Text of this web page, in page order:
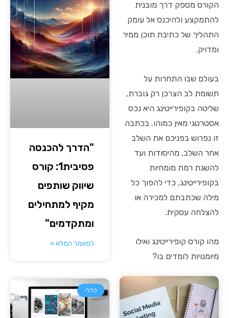
הקורס מספק דרך מובנית
להתמקצע ולהיכנס אל עומק
התהליך של כתיבת תוכן ממיר
ומדויק.
בעולם שבו התחרות על
תשומת לב הצרכן רק גוברת,
שליטה בקופירייטינג היא נכס
אסטרטגי מאין כמוהו. בכתבה
זו נפרוש בפניכם את השלב
אחר השלב, מהיסודות ועד
להשגת רמת מומחיות
בקופירייטינג, כדי להפוך כל
מילה שכתבתם למכירה או
להצלחה עסקית.
מהו קורס קופירייטינג ואילו
מיומנויות לומדים בו?
"הדרך להכנסה
פסיבית1: קורס
שיווק שותפים
מקיף למתחילים
ומתקדמים"
למאמר המלא »
כללי